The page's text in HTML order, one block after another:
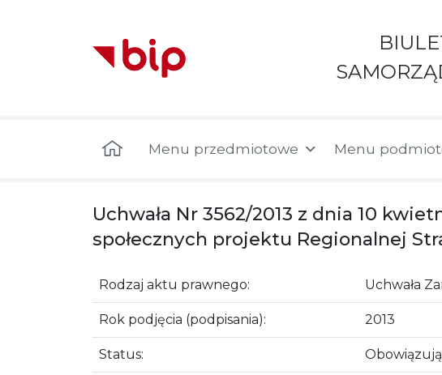
Menu przedmiotowe Menu
Uchwała Nr 3562/2013 z dnia 10
społecznych projektu Regionalnej
Rodzaj aktu prawnego: Uchwała
Rok podjęcia (podpisania): 2013
Status: